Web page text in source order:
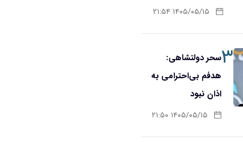
۱۴۰۵/۰۵/۱۵ ۲۱:۵۴
۳سحر دولتشاهی:
هدفم بی‌احترامی به
اذان نبود
۱۴۰۵/۰۵/۱۵ ۲۱:۵۰